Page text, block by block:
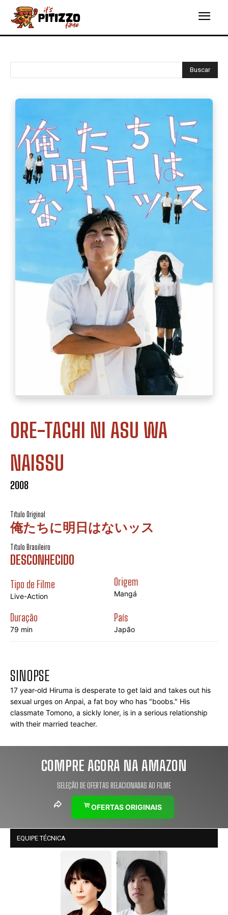
Buscar
ORE-TACHI NI ASU WA
NAISSU
2008
Título Original
俺たちに明日はないッス
Título Brasileiro
DESCONHECIDO
Tipo de Filme
Live-Action
Origem
Mangá
Duração
79 min
País
Japão
SINOPSE
17 year-old Hiruma is desperate to get laid and takes out his
sexual urges on Anpai, a fat boy who has "boobs." His
classmate Tomono, a sickly loner, is in a serious relationship
with their married teacher.
COMPRE AGORA NA AMAZON
SELEÇÃO DE OFERTAS RELACIONADAS AO FILME
OFERTAS ORIGINAIS
EQUIPE TÉCNICA